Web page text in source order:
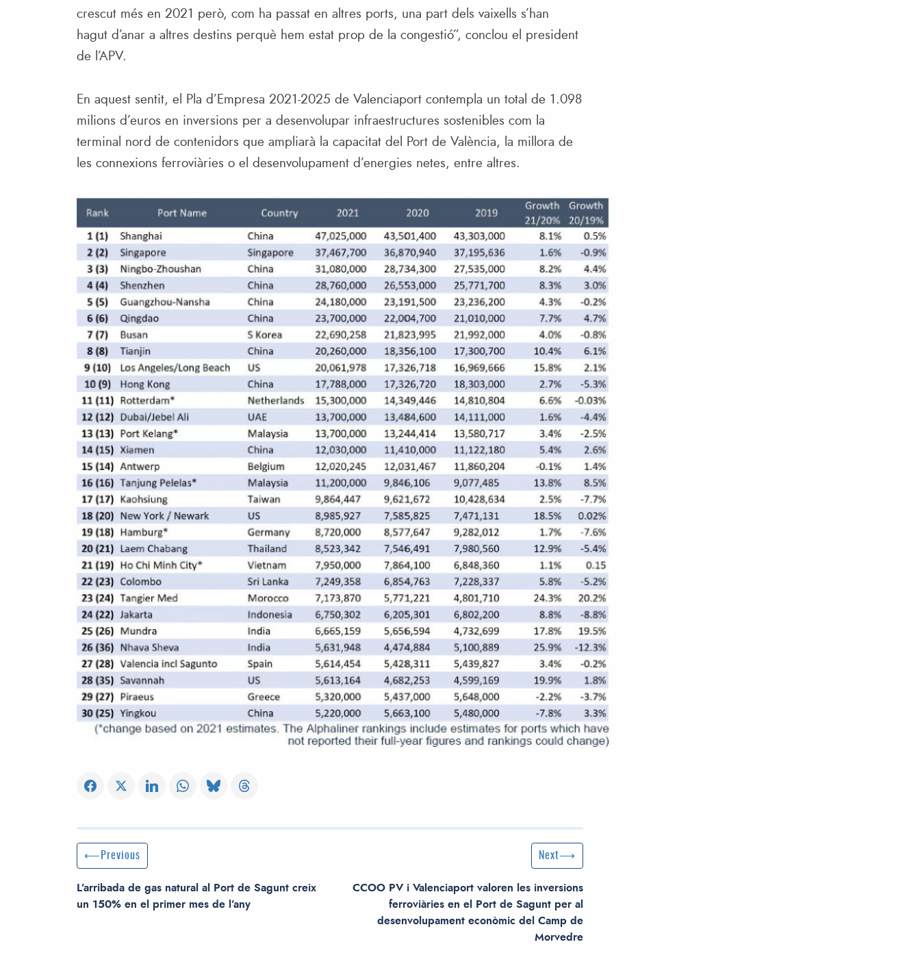
crescut més en 2021 però, com ha passat en altres ports, una part dels vaixells s’han
hagut d’anar a altres destins perquè hem estat prop de la congestió”, conclou el president
de l’APV.
En aquest sentit, el Pla d’Empresa 2021-2025 de Valenciaport contempla un total de 1.098
milions d’euros en inversions per a desenvolupar infraestructures sostenibles com la
terminal nord de contenidors que ampliarà la capacitat del Port de València, la millora de
les connexions ferroviàries o el desenvolupament d’energies netes, entre altres.
Post navigation
Previous Post
Previous
L’arribada de gas natural al Port de Sagunt creix
un 150% en el primer mes de l’any
Next Post
Next
CCOO PV i Valenciaport valoren les inversions
ferroviàries en el Port de Sagunt per al
desenvolupament econòmic del Camp de
Morvedre